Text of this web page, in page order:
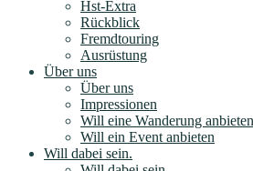
Hst-Extra
Rückblick
Fremdtouring
Ausrüstung
Über uns
Über uns
Impressionen
Will eine Wanderung anbieten
Will ein Event anbieten
Will dabei sein.